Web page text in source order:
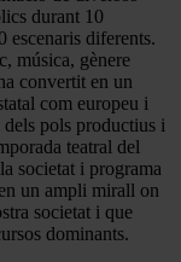
durant 10
escenaris diferents.
música, gènere
convertit en un
com europeu i
dels pols productius i
teatral del
societat i programa
un ampli mirall on
societat i que
dominants.